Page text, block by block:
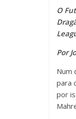
O
Por
Num
para
por